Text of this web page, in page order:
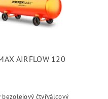
AIRFLOW 120
bezolejový čtyřválcový